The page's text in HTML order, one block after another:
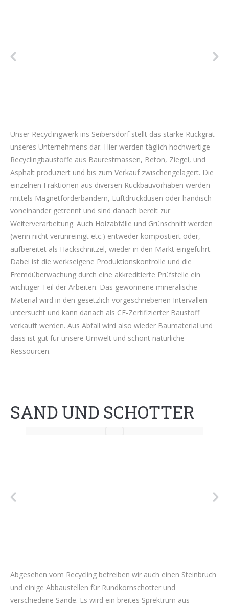
Unser Recyclingwerk ins Seibersdorf stellt das starke Rückgrat
unseres Unternehmens dar. Hier werden täglich hochwertige
Recyclingbaustoffe aus Baurestmassen, Beton, Ziegel, und
Asphalt produziert und bis zum Verkauf zwischengelagert. Die
einzelnen Fraktionen aus diversen Rückbauvorhaben werden
mittels Magnetförderbändern, Luftdruckdüsen oder händisch
voneinander getrennt und sind danach bereit zur
Weiterverarbeitung. Auch Holzabfälle und Grünschnitt werden
(wenn nicht verunreinigt etc.) entweder kompostiert oder,
aufbereitet als Hackschnitzel, wieder in den Markt eingeführt.
Dabei ist die werkseigene Produktionskontrolle und die
Fremdüberwachung durch eine akkreditierte Prüfstelle ein
wichtiger Teil der Arbeiten. Das gewonnene mineralische
Material wird in den gesetzlich vorgeschriebenen Intervallen
untersucht und kann danach als CE-Zertifizierter Baustoff
verkauft werden. Aus Abfall wird also wieder Baumaterial und
dass ist gut für unsere Umwelt und schont natürliche
Ressourcen.
SAND UND SCHOTTER
Abgesehen vom Recycling betreiben wir auch einen Steinbruch
und einige Abbaustellen für Rundkornschotter und
verschiedene Sande. Es wird ein breites Sprektrum aus